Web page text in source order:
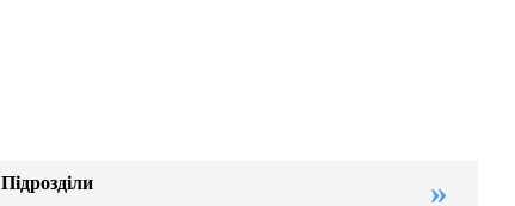
Підрозділи